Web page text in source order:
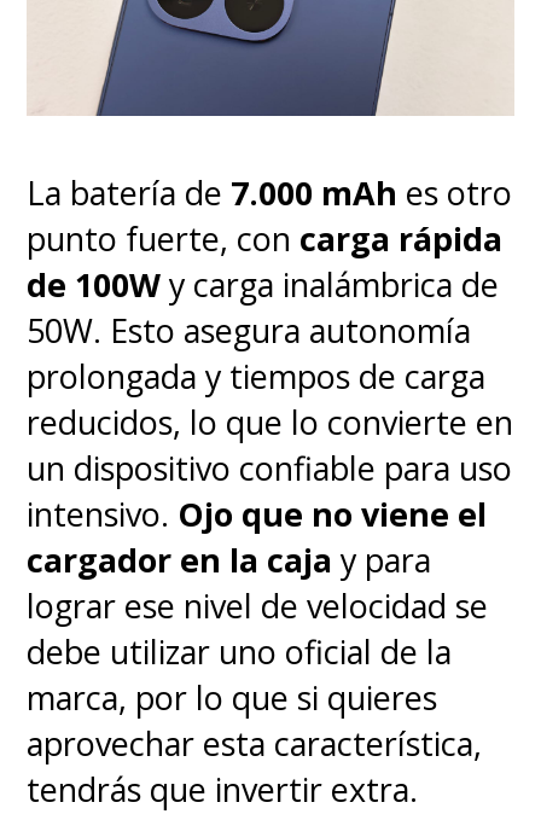
La batería de 7.000 mAh es otro
punto fuerte, con carga rápida
de 100Wy carga inalámbrica de
50W. Esto asegura autonomía
prolongada y tiempos de carga
reducidos, lo que lo convierte en
un dispositivo confiable para uso
intensivo. Ojo que no viene el
cargador en la caja y para
lograr ese nivel de velocidad se
debe utilizar uno oficial de la
marca, por lo que si quieres
aprovechar esta característica,
tendrás que invertir extra.